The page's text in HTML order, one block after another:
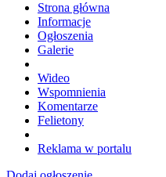
Strona główna
Informacje
Ogłoszenia
Galerie
Wideo
Wspomnienia
Komentarze
Felietony
Reklama w portalu